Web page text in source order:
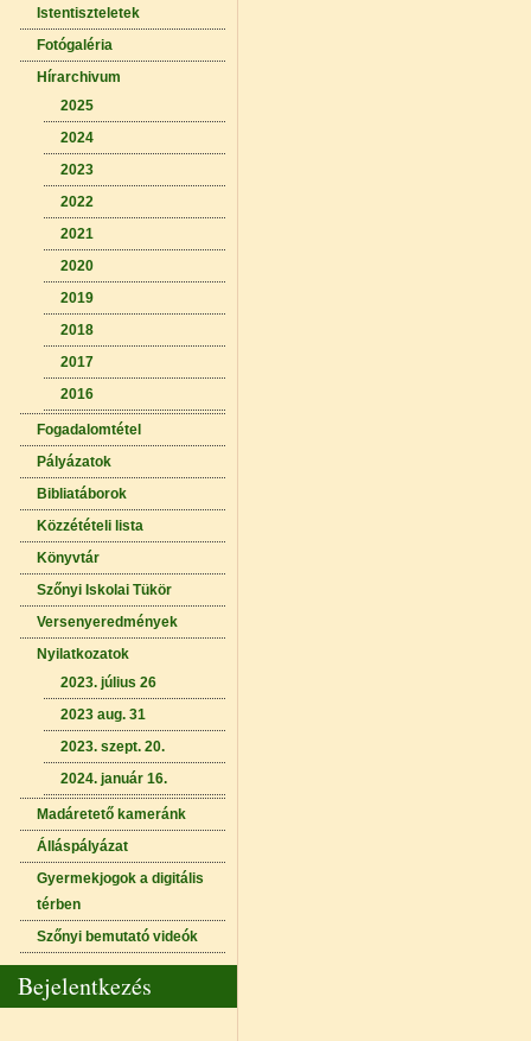
Istentiszteletek
Fotógaléria
Hírarchivum
2025
2024
2023
2022
2021
2020
2019
2018
2017
2016
Fogadalomtétel
Pályázatok
Bibliatáborok
Közzétételi lista
Könyvtár
Szőnyi Iskolai Tükör
Versenyeredmények
Nyilatkozatok
2023. július 26
2023 aug. 31
2023. szept. 20.
2024. január 16.
Madáretető kameránk
Álláspályázat
Gyermekjogok a digitális
térben
Szőnyi bemutató videók
Bejelentkezés